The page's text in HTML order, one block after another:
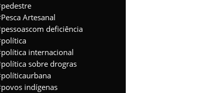
pedestre
Pesca Artesanal
pessoascom deficiência
política
política internacional
política sobre drogras
políticaurbana
povos indígenas